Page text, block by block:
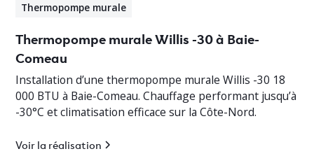
Thermopompe murale
Thermopompe murale Willis -30 à Baie-
Comeau
Installation d’une thermopompe murale Willis -30 18
000 BTU à Baie-Comeau. Chauffage performant jusqu’à
-30°C et climatisation efficace sur la Côte-Nord.
Voir la réalisation